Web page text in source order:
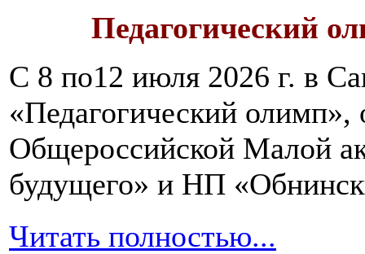
Педагогический
С 8 по12 июля 2026 г. в
«Педагогический олимп»,
Общероссийской Малой
будущего» и НП
Читать полностью...